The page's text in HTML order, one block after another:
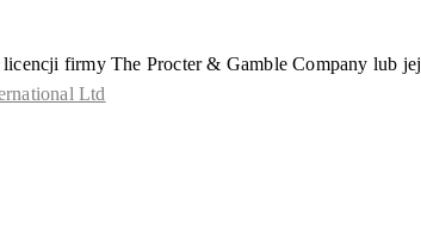
firmy The Procter & Gamble Company lub jej
Ltd